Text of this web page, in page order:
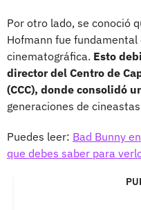
Por otro lado, se conoció
Hofmann fue fundamental
cinematográfica. Esto
director del Centro de
(CCC), donde consolidó
generaciones de
Puedes leer: Bad Bunny
que debes saber para